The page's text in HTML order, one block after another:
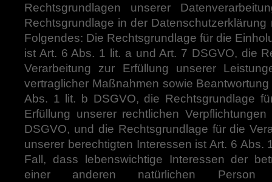
Rechtsgrundlagen unserer
Rechtsgrundlage in der
Folgendes: Die Rechtsgrundlage für die
ist Art. 6 Abs. 1 lit. a und Art. 7 DSGVO, die
Verarbeitung zur Erfüllung unserer
vertraglicher Maßnahmen sowie
Abs. 1 lit. b DSGVO, die Rechtsgrundlage
Erfüllung unserer rechtlichen
DSGVO, und die Rechtsgrundlage für die
unserer berechtigten Interessen ist Art. 6 Abs.
Fall, dass lebenswichtige Interessen der
einer anderen natürlichen Person